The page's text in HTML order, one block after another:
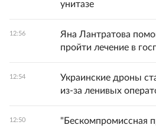
унитазе
12:56
Яна Лантратова
пройти лечение в
12:54
Украинские дроны
из-за ленивых
12:50
"Бескомпромиссная